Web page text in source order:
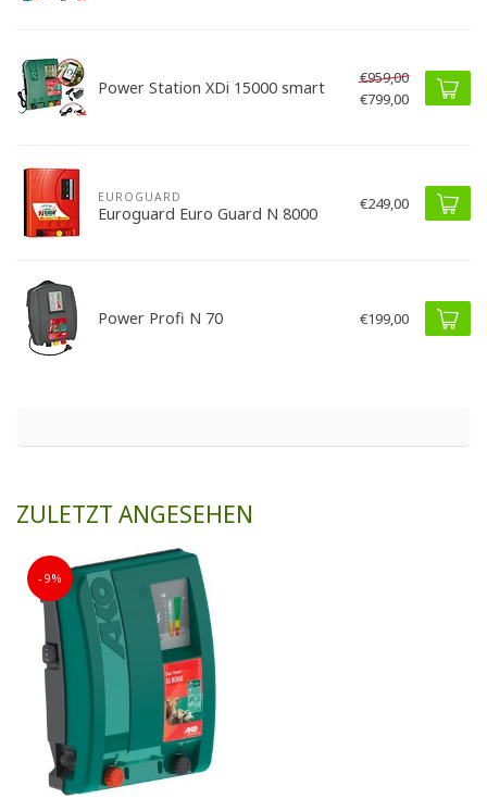
Power Station XDi 15000 smart
€959,00
€799,00
EUROGUARD
Euroguard Euro Guard N 8000 €249,00
Power Profi N 70 €199,00
ZULETZT ANGESEHEN
-9%